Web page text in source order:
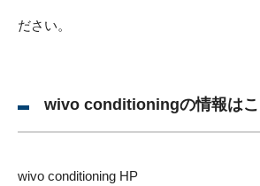
ださい。
wivo conditioningの情報はこ
wivo conditioning HP